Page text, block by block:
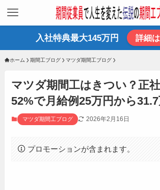
入社特典最大145万円 詳細
ホーム 期間工ブログ マツダ期間工ブログ
マツダ期間工はきつい？正
52%で月給例25万円から31.7
マツダ期間工ブログ 2026年2月16日
プロモーションが含まれます。